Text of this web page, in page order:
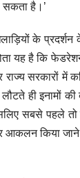
सकता है।’
के
यह है कि
सरकारों में
ही इनामों
सबसे पहले तो
आकलन किया